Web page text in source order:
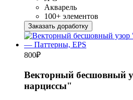
Акварель
100+ элементов
Заказать доработку
800₽
Векторный бесшовный
нарциссы"